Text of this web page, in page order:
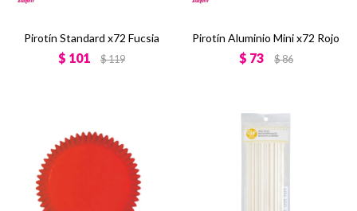
Pirotín Standard x72 Fucsia
$ 101 $119
Pirotín Aluminio Mini x72 Rojo
$ 73 $86